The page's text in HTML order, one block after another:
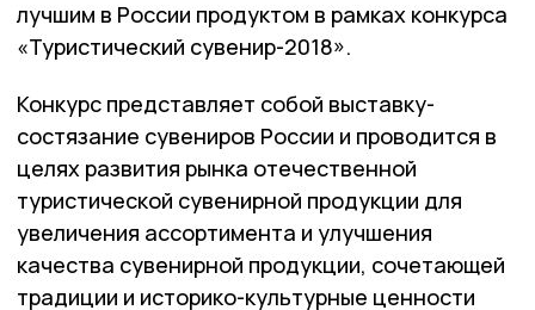
лучшим в России продуктом в рамках конкурса
«Туристический сувенир-2018».
Конкурс представляет собой выставку-
состязание сувениров России и проводится в
целях развития рынка отечественной
туристической сувенирной продукции для
увеличения ассортимента и улучшения
качества сувенирной продукции, сочетающей
традиции и историко-культурные ценности